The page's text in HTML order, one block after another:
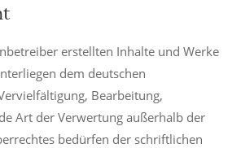
erstellten Inhalte und Werke
dem deutschen
Bearbeitung,
Art der Verwertung außerhalb der
bedürfen der schriftlichen